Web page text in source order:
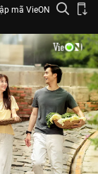
mã VieON